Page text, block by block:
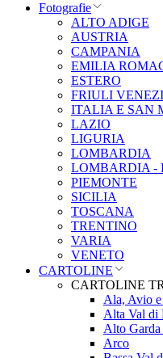
Fotografie
ALTO ADIGE
AUSTRIA
CAMPANIA
EMILIA
ESTERO
FRIULI
ITALIA E SAN
LAZIO
LIGURIA
LOMBARDIA
LOMBARDIA -
PIEMONTE
SICILIA
TOSCANA
TRENTINO
VARIA
VENETO
CARTOLINE
CARTOLINE
Ala, Avio
Alta Val di
Alto
Arco